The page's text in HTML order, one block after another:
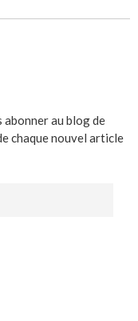
abonner au blog de
chaque nouvel article